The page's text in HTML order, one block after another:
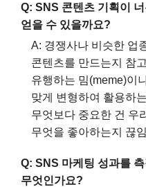
Q: SNS 콘텐츠 기획이
얻을 수 있을까요?
A: 경쟁사나 비슷한 업
콘텐츠를 만드는지 참
유행하는 밈(meme)이
맞게 변형하여 활용하
무엇보다 중요한 건 우
무엇을 좋아하는지 끊
Q: SNS 마케팅 성과를
무엇인가요?